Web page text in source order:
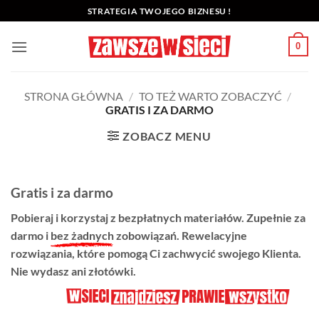
do
zawartości
STRATEGIA TWOJEGO BIZNESU !
0
STRONA GŁÓWNA / TO TEŻ WARTO ZOBACZYĆ /
GRATIS I ZA DARMO
ZOBACZ MENU
Gratis i za darmo
Pobieraj i korzystaj z bezpłatnych materiałów. Zupełnie za
darmo i bez żadnychzobowiązań. Rewelacyjne
rozwiązania, które pomogą Ci zachwycić swojego Klienta.
Nie wydasz ani złotówki.